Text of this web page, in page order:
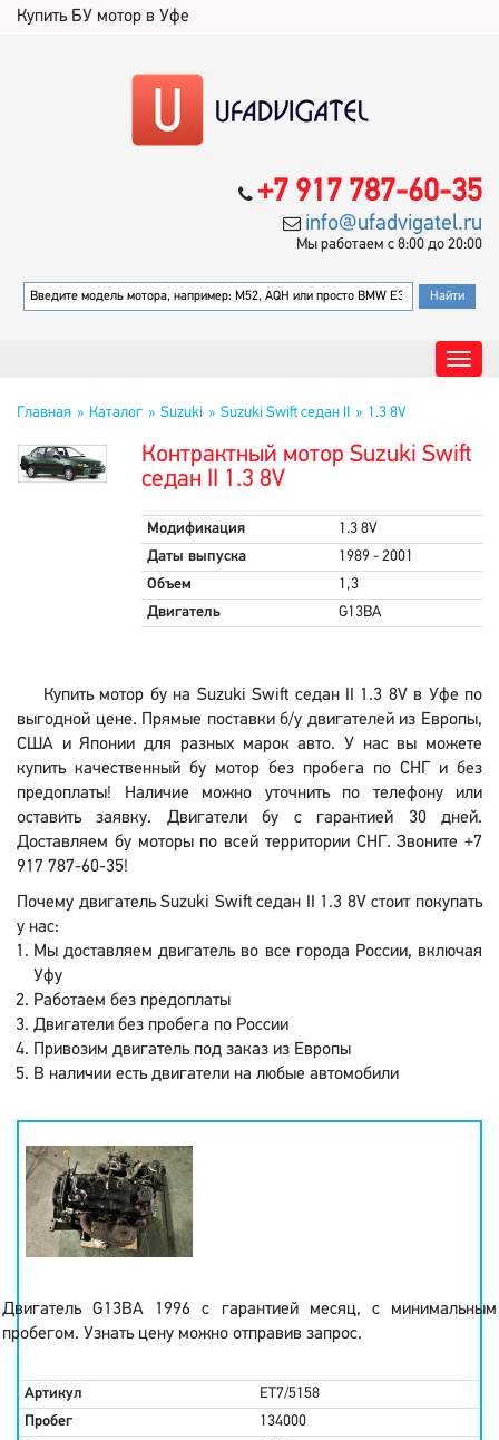
Купить БУ мотор в Уфе
+7 917 787-60-35
info@ufadvigatel.ru
Мы работаем с 8:00 до 20:00
Главная Каталог Suzuki Suzuki Swift седан II 1.3 8V
Контрактный мотор Suzuki Swift
седан II 1.3 8V
Модификация
1.3 8V
Даты выпуска
1989 - 2001
Объем
1,3
Двигатель
G13BA
Купить мотор бу на Suzuki Swift седан II 1.3 8V в Уфе по
выгодной цене. Прямые поставки б/у двигателей из Европы,
США и Японии для разных марок авто. У нас вы можете
купить качественный бу мотор без пробега по СНГ и без
предоплаты! Наличие можно уточнить по телефону или
оставить заявку. Двигатели бу с гарантией 30 дней.
Доставляем бу моторы по всей территории СНГ. Звоните +7
917 787-60-35!
Почему двигатель Suzuki Swift седан II 1.3 8V стоит покупать
у нас:
Мы доставляем двигатель во все города России, включая
Уфу
Работаем без предоплаты
Двигатели без пробега по России
Привозим двигатель под заказ из Европы
В наличии есть двигатели на любые автомобили
Двигатель G13BA 1996 с гарантией месяц, с минимальным
пробегом. Узнать цену можно отправив запрос.
Артикул
ET7/5158
Пробег
134000